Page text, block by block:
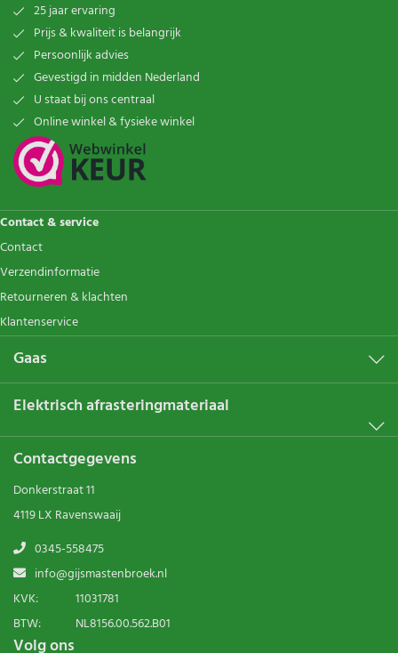
25 jaar ervaring
Prijs & kwaliteit is belangrijk
Persoonlijk advies
Gevestigd in midden Nederland
U staat bij ons centraal
Online winkel & fysieke winkel
Contact & service
Contact
Verzendinformatie
Retourneren & klachten
Klantenservice
Gaas
Elektrisch afrasteringmateriaal
Contactgegevens
Donkerstraat 11
4119 LX Ravenswaaij
0345-558475
info@gijsmastenbroek.nl
KVK:
11031781
BTW:
NL8156.00.562.B01
Volg ons